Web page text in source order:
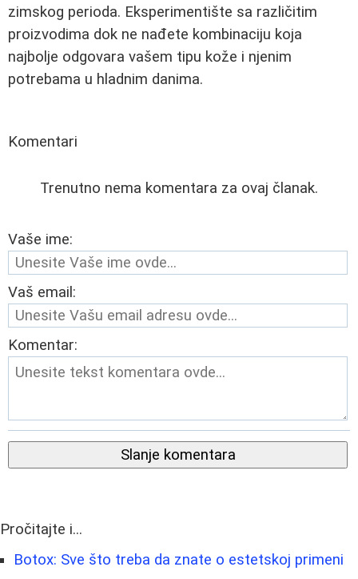
zimskog perioda. Eksperimentište sa različitim
proizvodima dok ne nađete kombinaciju koja
najbolje odgovara vašem tipu kože i njenim
potrebama u hladnim danima.
Komentari
Trenutno nema komentara za ovaj članak.
Vaše ime:
Vaš email:
Komentar:
Slanje komentara
Pročitajte i...
Botox: Sve što treba da znate o estetskoj primeni